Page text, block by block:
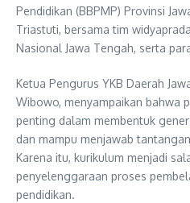
Pendidikan (BBPMP) Provinsi
Triastuti, bersama tim
Nasional Jawa Tengah, serta
Ketua Pengurus YKB Daerah
Wibowo, menyampaikan bahwa
penting dalam membentuk
dan mampu menjawab
Karena itu, kurikulum menjadi
penyelenggaraan proses
pendidikan.